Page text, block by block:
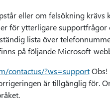
eller om felsökning krävs
för ytterligare
lista över
på följande Microsoft-
contactus/?ws=supportObs!
är tillgänglig för.